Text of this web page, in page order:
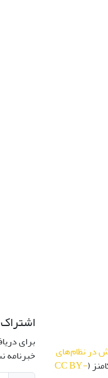
در نظام‌های
(
CC BY-
برای